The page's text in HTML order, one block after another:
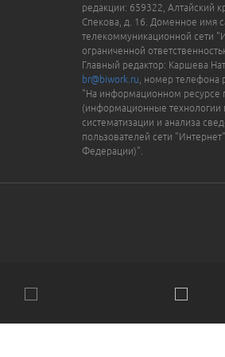
редакции: 659322, Алтайский
Спекова, д. 16. Доменное имя
телекоммуникационной сети
ограниченной
Главный редактор: Каршева
br@biwork.ru , номер телефона
"На информационном ресурсе
(информационные технологии
систематизации и анализа
пользователей сети
Федерации)".